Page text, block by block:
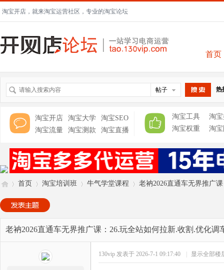
淘宝开店，就来淘宝运营社区，专业的淘宝论坛
首页
帖子 热
淘宝开店 淘宝大学
淘宝SEO
淘宝流量
淘宝测款 淘宝直播
淘宝工具
淘
淘宝权重
淘
开»
首页
›
淘宝培训班
›
牛气学堂课程
›
老衲2026直通车无界推广
老衲2026直通车无界推广课：26.玩全站如何拉新.收割.优化调
130vip 发表于 2026-7-1 09:17:40 | 显示全部楼